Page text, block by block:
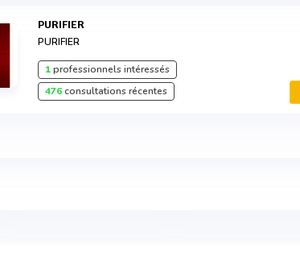
PURIFIER
PURIFIER
1professionnels intéressés
476consultations récentes